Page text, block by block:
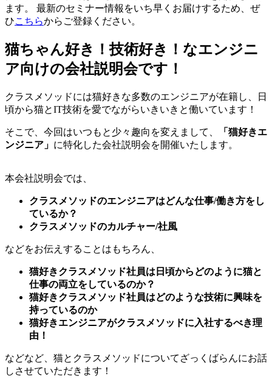
ます。 最新のセミナー情報をいち早くお届けするため、ぜ
ひこちらからご登録ください。
猫ちゃん好き！技術好き！なエンジニ
ア向けの会社説明会です！
クラスメソッドには猫好きな多数のエンジニアが在籍し、日
頃から猫とIT技術を愛でながらいきいきと働いています！
そこで、今回はいつもと少々趣向を変えまして、
「猫好きエ
ンジニア」 に特化した会社説明会を開催いたします。
本会社説明会では、
クラスメソッドのエンジニアはどんな仕事/働き方をし
ているか？
クラスメソッドのカルチャー/社風
などをお伝えすることはもちろん、
猫好きクラスメソッド社員は日頃からどのように猫と
仕事の両立をしているのか？
猫好きクラスメソッド社員はどのような技術に興味を
持っているのか
猫好きエンジニアがクラスメソッドに入社するべき理
由！
などなど、猫とクラスメソッドについてざっくばらんにお話
しさせていただきます！